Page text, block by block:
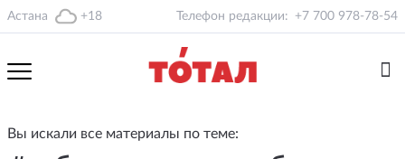
Астана +18 Телефон редакции: +7 700 978-78-54
Вы искали все материалы по теме: